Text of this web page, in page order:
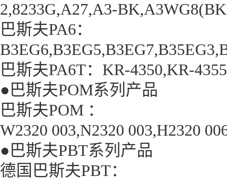
2,8233G,A27,A3-
巴斯夫PA6：
巴斯夫PA6T：KR-4350,KR-
●巴斯夫POM系列产品
巴斯夫POM ：
W2320 003,N2320 003,H2320
●巴斯夫PBT系列产品
德国巴斯夫PBT：